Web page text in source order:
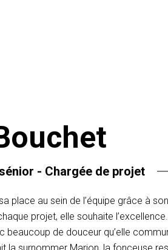
- Chargée de projet
place au sein de l’équipe grâce à
projet, elle souhaite
de douceur qu’elle
la surnommer Marion, la fonceuse